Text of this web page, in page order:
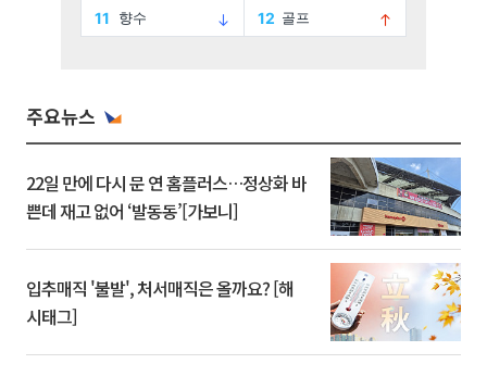
주요뉴스
22일 만에 다시 문 연 홈플러스…정상화 바
쁜데 재고 없어 ‘발동동’[가보니]
입추매직 '불발', 처서매직은 올까요? [해
시태그]